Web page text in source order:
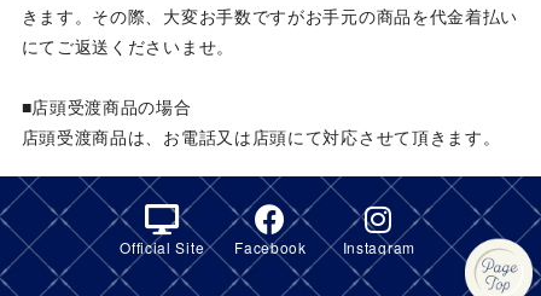
きます。その際、大変お手数ですがお手元の商品を代金着払い
にてご返送くださいませ。
■店頭受渡商品の場合
店頭受渡商品は、お電話又は店頭にて対応させて頂きます。
Official Site Facebook Instagram